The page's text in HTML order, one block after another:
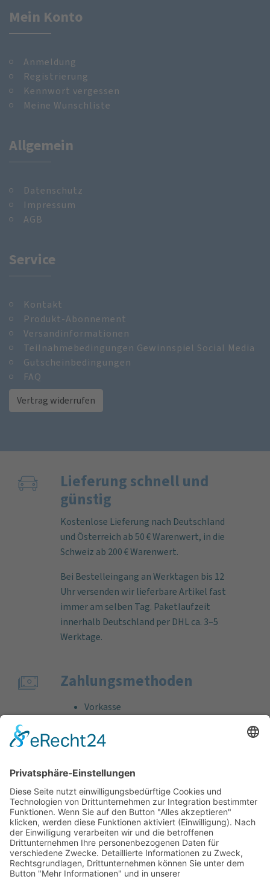
Mein Konto
Anmeldung
Registrierung
Kennwort vergessen
Meine Wunschliste
Allgemein
Datenschutz
Impressum
AGB
Service
Kontakt
Produkt-Abonnement
Versandinformationen
Teilnahmebedingungen Gewinnspiel Social Media
Gutscheinbedingungen
FAQ
Vertrag widerrufen
Lieferung schnell und
günstig
Kostenlose Lieferung nach Deutschland
und Österreich ab 50 € Warenwert, in die
Schweiz ab 200 € Warenwert.
Bei Bestelleingang an Werktagen bis 12
Uhr versenden wir lieferbare Artikel fast
immer am selben Tag. Paketlaufzeit
innerhalb Deutschland per DHL ca. 3–5
Werktage.
Zahlungs­methoden
Vorkasse
Bankeinzug
Kreditkarte (VISA & MasterCard)
Support
Kostenlose Beratung vor und nach dem
Kauf!
Qualität